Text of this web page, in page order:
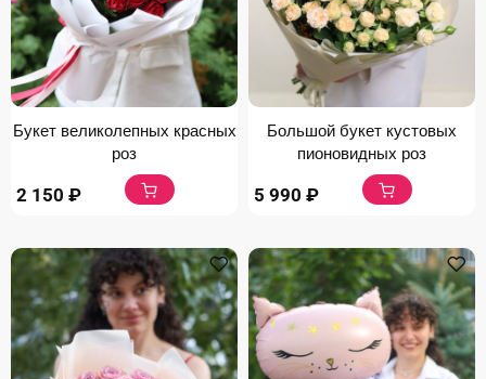
Букет великолепных красных
роз
2 150 ₽
Большой букет кустовых
пионовидных роз
5 990 ₽